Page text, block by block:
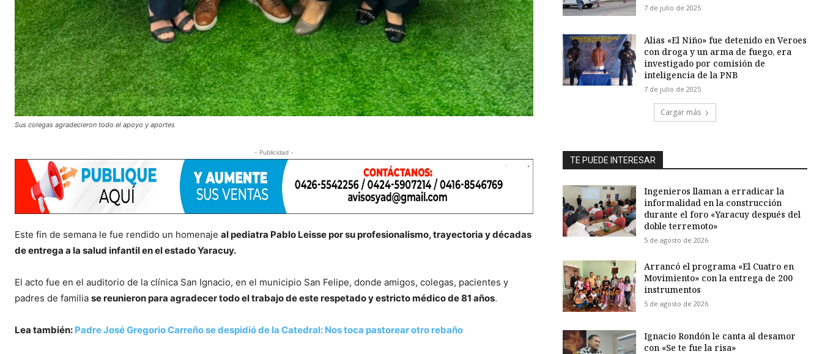
Sus colegas agradecieron todo el apoyo y aportes
- Publicidad -
Este fin de semana le fue rendido un homenaje al pediatra Pablo Leisse por su profesionalismo, trayectoria y décadas
de entrega a la salud infantil en el estado Yaracuy.
El acto fue en el auditorio de la clínica San Ignacio, en el municipio San Felipe, donde amigos, colegas, pacientes y
padres de familia se reunieron para agradecer todo el trabajo de este respetado y estricto médico de 81 años.
Lea también: Padre José Gregorio Carreño se despidió de la Catedral: Nos toca pastorear otro rebaño
7 de julio de 2025
Alias «El Niño» fue detenido en Veroes
con droga y un arma de fuego, era
investigado por comisión de
inteligencia de la PNB
7 de julio de 2025
Cargar más
TE PUEDE INTERESAR
Ingenieros llaman a erradicar la
informalidad en la construcción
durante el foro «Yaracuy después del
doble terremoto»
5 de agosto de 2026
Arrancó el programa «El Cuatro en
Movimiento» con la entrega de 200
instrumentos
5 de agosto de 2026
Ignacio Rondón le canta al desamor
con «Se te fue la risa»